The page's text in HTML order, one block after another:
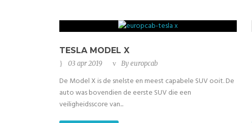
TESLA MODEL X
03 apr 2019 Byeuropcab
De Model X is de snelste en meest capabele SUV ooit. De
auto was bovendien de eerste SUV die een
veiligheidsscore van...